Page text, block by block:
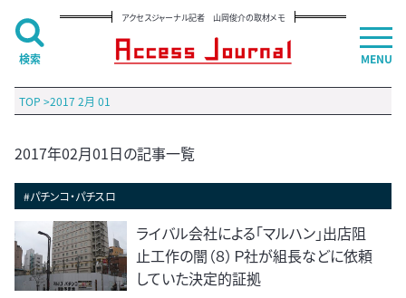
アクセスジャーナル記者 山岡俊介の取材メモ
TOP >2017 2月 01
2017年02月01日の記事一覧
#パチンコ・パチスロ
ライバル会社による「マルハン」出店阻
止工作の闇（８）Ｐ社が組長などに依頼
していた決定的証拠
MENU
検索